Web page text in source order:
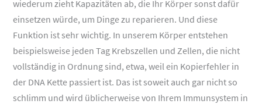
wiederum zieht Kapazitäten ab, die Ihr Körper sonst dafür
einsetzen würde, um Dinge zu reparieren. Und diese
Funktion ist sehr wichtig. In unserem Körper entstehen
beispielsweise jeden Tag Krebszellen und Zellen, die nicht
vollständig in Ordnung sind, etwa, weil ein Kopierfehler in
der DNA Kette passiert ist. Das ist soweit auch gar nicht so
schlimm und wird üblicherweise von Ihrem Immunsystem in